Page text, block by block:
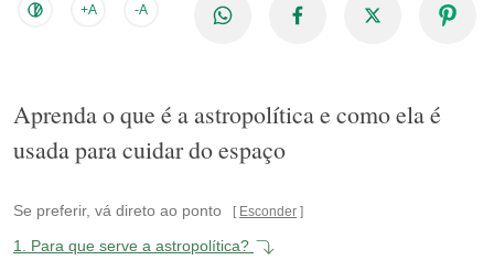
+A -A
Aprenda o que é a astropolítica e como ela é
usada para cuidar do espaço
Se preferir, vá direto ao ponto Esconder
1. Para que serve a astropolítica?